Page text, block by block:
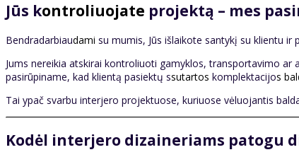
Jūs kontroliuojate projektą – mes
Bendradarbiaudami su mumis, Jūs išlaikote santykį su klientu
Jums nereikia atskirai kontroliuoti gamyklos, transportavimo
pasirūpiname, kad klientą pasiektų ssutartos komplektacijos
Tai ypač svarbu interjero projektuose, kuriuose vėluojantis
Kodėl interjero dizaineriams patogu